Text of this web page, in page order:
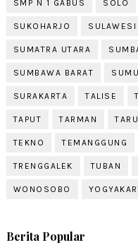
SMP N 1 GABUS SOLO
SUKOHARJO SULAWESI
SUMATRA UTARA
SUMBAWA BARAT
SURAKARTA TALISE
TAPUT TARMAN
TEKNO TEMANGGUNG
TRENGGALEK TUBAN
WONOSOBO
Berita Popular